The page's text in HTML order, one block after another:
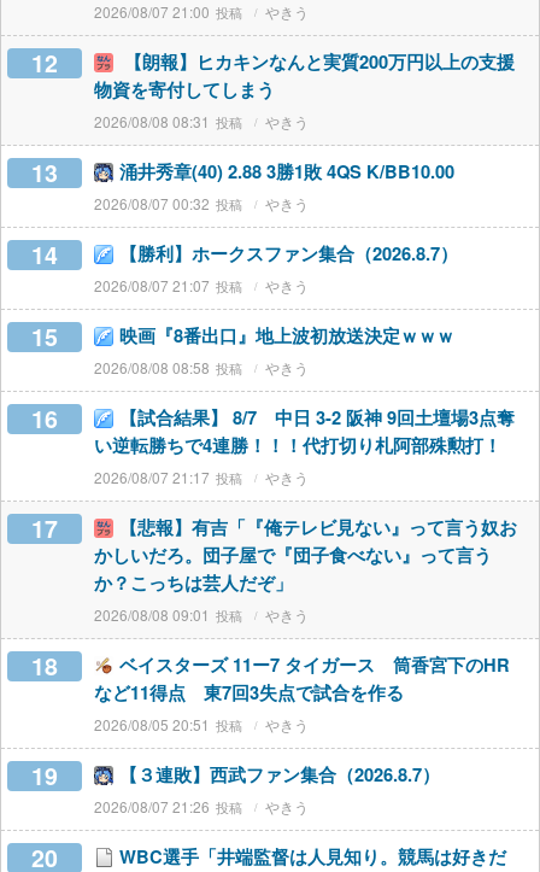
2026/08/07 21:00 やきう
12
【朗報】ヒカキンなんと実質200万円以上の支援
物資を寄付してしまう
2026/08/08 08:31 やきう
13 涌井秀章(40) 2.88 3勝1敗 4QS K/BB10.00
2026/08/07 00:32 やきう
14 【勝利】ホークスファン集合（2026.8.7）
2026/08/07 21:07 やきう
15 映画『8番出口』地上波初放送決定ｗｗｗ
2026/08/08 08:58 やきう
16
【試合結果】 8/7 中日 3-2 阪神 9回土壇場3点奪
い逆転勝ちで4連勝！！！代打切り札阿部殊勲打！
2026/08/07 21:17 やきう
17
【悲報】有吉「『俺テレビ見ない』って言う奴お
かしいだろ。団子屋で『団子食べない』って言う
か？こっちは芸人だぞ」
2026/08/08 09:01 やきう
18
ベイスターズ 11ー7 タイガース 筒香宮下のHR
など11得点 東7回3失点で試合を作る
2026/08/05 20:51 やきう
19 【３連敗】西武ファン集合（2026.8.7）
2026/08/07 21:26 やきう
20
WBC選手「井端監督は人見知り。競馬は好きだ